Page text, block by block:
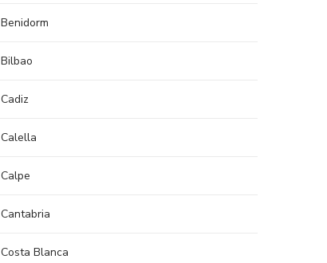
Benidorm
Bilbao
Cadiz
Calella
Calpe
Cantabria
Costa Blanca